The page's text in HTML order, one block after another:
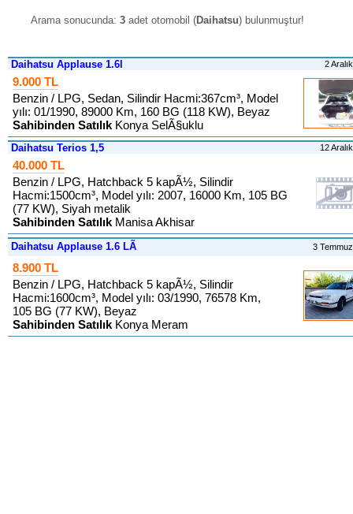
Arama sonucunda: 3adet otomobil (Daihatsu) bulunmuştur!
Daihatsu Applause 1.6l 2
9.000 TL
Benzin / LPG, Sedan, Silindir Hacmi:367cm³, Model
yılı: 01/1990, 89000 Km, 160 BG (118 KW), Beyaz
Sahibinden Satılık Konya SelÃ§uklu
Daihatsu Terios 1,5 12
40.000 TL
Benzin / LPG, Hatchback 5 kapÃ½, Silindir
Hacmi:1500cm³, Model yılı: 2007, 16000 Km, 105 BG
(77 KW), Siyah metalik
Sahibinden Satılık Manisa Akhisar
Daihatsu Applause 1.6 LÃ 3
8.900 TL
Benzin / LPG, Hatchback 5 kapÃ½, Silindir
Hacmi:1600cm³, Model yılı: 03/1990, 76578 Km,
105 BG (77 KW), Beyaz
Sahibinden Satılık Konya Meram